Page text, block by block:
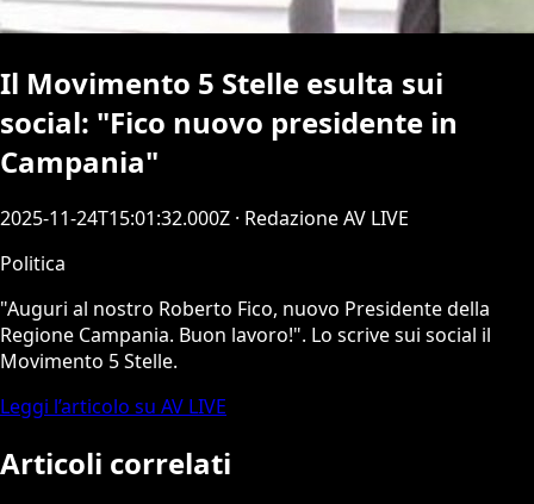
Il Movimento 5 Stelle esulta sui
social: "Fico nuovo presidente in
Campania"
2025-11-24T15:01:32.000Z · Redazione AV LIVE
Politica
"Auguri al nostro Roberto Fico, nuovo Presidente della
Regione Campania. Buon lavoro!". Lo scrive sui social il
Movimento 5 Stelle.
Leggi l’articolo su AV LIVE
Articoli correlati